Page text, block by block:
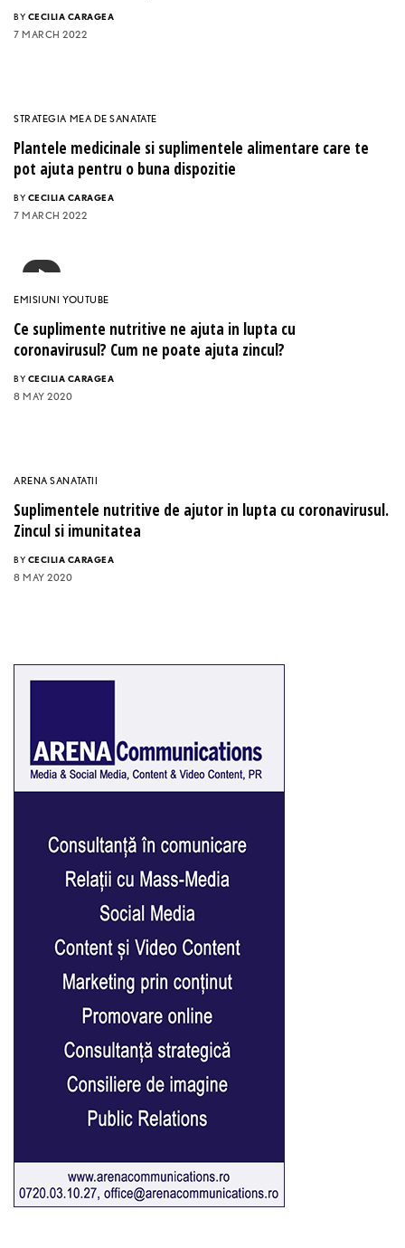
BY CECILIA CARAGEA
7 MARCH 2022
STRATEGIA MEA DE SANATATE
Plantele medicinale si suplimentele alimentare care te
pot ajuta pentru o buna dispozitie
BY CECILIA CARAGEA
7 MARCH 2022
EMISIUNI YOUTUBE
Ce suplimente nutritive ne ajuta in lupta cu
coronavirusul? Cum ne poate ajuta zincul?
BY CECILIA CARAGEA
8 MAY 2020
ARENA SANATATII
Suplimentele nutritive de ajutor in lupta cu coronavirusul.
Zincul si imunitatea
BY CECILIA CARAGEA
8 MAY 2020